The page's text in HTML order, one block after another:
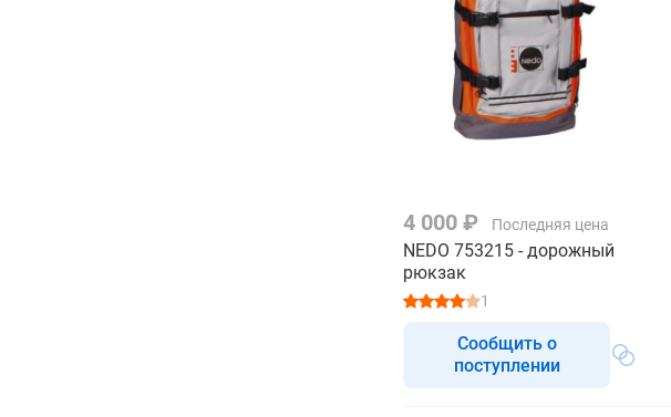
4 000 ₽ Последняя цена
NEDO 753215 - дорожный
рюкзак
1
Сообщить о
поступлении